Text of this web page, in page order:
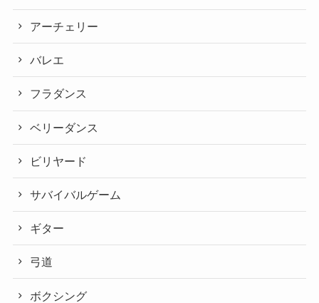
アーチェリー
バレエ
フラダンス
ベリーダンス
ビリヤード
サバイバルゲーム
ギター
弓道
ボクシング